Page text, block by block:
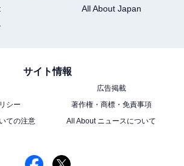
3 4
All About Japan
サイト情報
広告掲載
シー
著作権・商標・免責事項
ての注意
All About ニュースについて